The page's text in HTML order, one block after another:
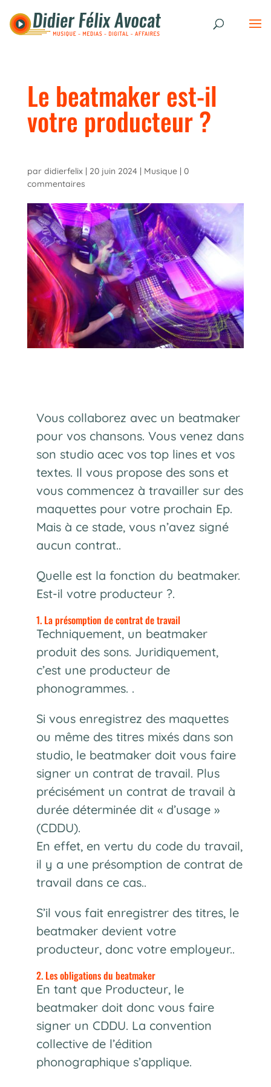
Le beatmaker est-il
votre producteur ?
par didierfelix| 20 juin 2024| Musique| 0
commentaires
Vous collaborez avec un beatmaker
pour vos chansons. Vous venez dans
son studio acec vos top lines et vos
textes. Il vous propose des sons et
vous commencez à travailler sur des
maquettes pour votre prochain Ep.
Mais à ce stade, vous n’avez signé
aucun contrat..
Quelle est la fonction du beatmaker.
Est-il votre producteur ?.
1. La présomption de contrat de travail
Techniquement, un beatmaker
produit des sons. Juridiquement,
c’est une producteur de
phonogrammes. .
Si vous enregistrez des maquettes
ou même des titres mixés dans son
studio, le beatmaker doit vous faire
signer un contrat de travail. Plus
précisément un contrat de travail à
durée déterminée dit « d’usage »
(CDDU).
En effet, en vertu du code du travail,
il y a une présomption de contrat de
travail dans ce cas..
S’il vous fait enregistrer des titres, le
beatmaker devient votre
producteur, donc votre employeur..
2. Les obligations du beatmaker
En tant que Producteur, le
beatmaker doit donc vous faire
signer un CDDU. La convention
collective de l’édition
phonographique s’applique.